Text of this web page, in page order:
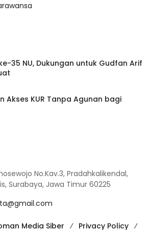
35 NU, Dukungan untuk Gudfan Arif
Akses KUR Tanpa Agunan bagi
No.Kav.3, Pradahkalikendal,
Surabaya, Jawa Timur 60225
Media Siber Privacy Policy